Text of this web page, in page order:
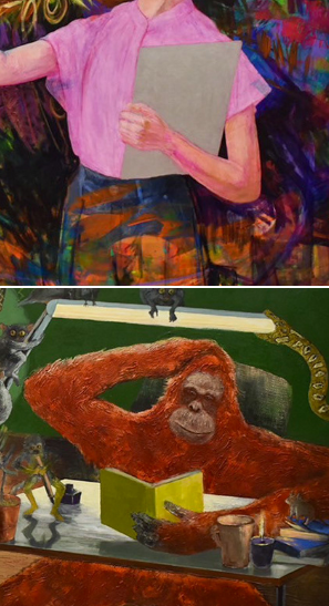
川畑　和美
中森　祐介